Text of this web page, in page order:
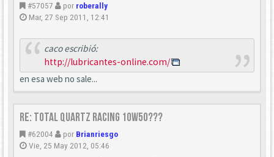
#57057 por roberally
Mar, 27 Sep 2011, 12:41
caco escribió:
http://lubricantes-online.com/
en esa web no sale...
Re: TOTAL Quartz racing 10W50???
#62004 por Brianriesgo
Vie, 25 May 2012, 05:46